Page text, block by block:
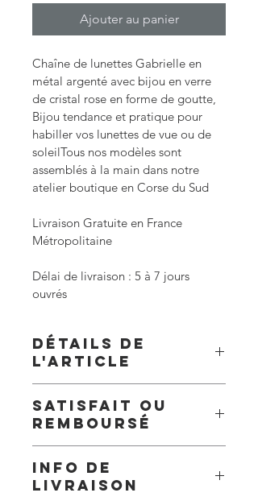
Ajouter au panier
Chaîne de lunettes Gabrielle en
métal argenté avec bijou en verre
de cristal rose en forme de goutte,
Bijou tendance et pratique pour
habiller vos lunettes de vue ou de
soleilTous nos modèles sont
assemblés à la main dans notre
atelier boutique en Corse du Sud
Livraison Gratuite en France
Métropolitaine
Délai de livraison : 5 à 7 jours
ouvrés
Détails de
l'article
métal argenté avec bijou en verre de
cristal rose en forme de goutte,
Bijou tendance et pratique pour
habiller vos lunettes de vue ou de
soleil
Satisfait ou
remboursé
Info de
livraison